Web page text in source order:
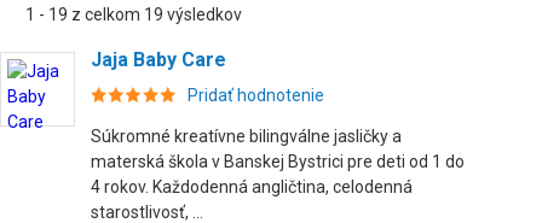
1 - 19 z celkom 19 výsledkov
Jaja Baby Care
Pridať hodnotenie
Súkromné kreatívne bilingválne jasličky a
materská škola v Banskej Bystrici pre deti od 1 do
4 rokov. Každodenná angličtina, celodenná
starostlivosť, ...